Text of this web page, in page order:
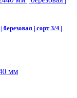
| сорт 3/4 |